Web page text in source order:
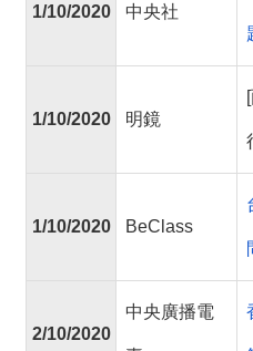
1/10/2020 中央社
1/10/2020 明鏡
1/10/2020 BeClass
2/10/2020
中央廣播電